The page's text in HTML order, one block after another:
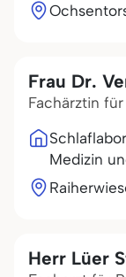
Frau Dr.
Fachärztin
Medizin
Herr Lüer